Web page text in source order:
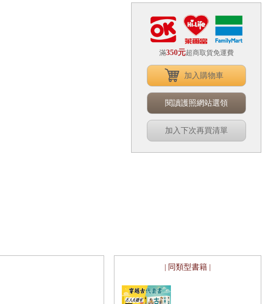
滿350元超商取貨免運費
加入購物車
閱讀護照網站選領
加入下次再買清單
| 同類型書籍 |